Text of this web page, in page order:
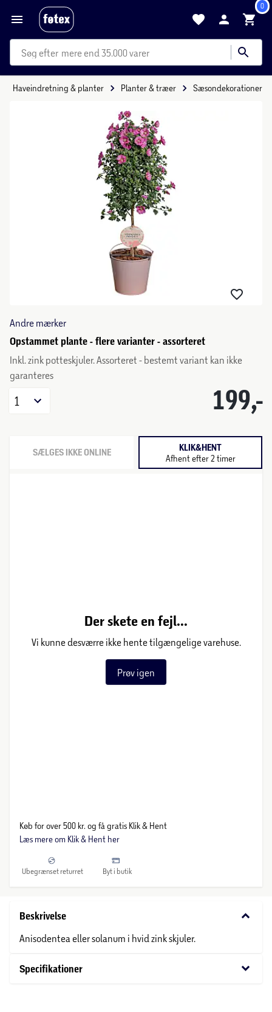
0
mere end 35.000 varer
Haveindretning & planter Planter & træer Sæsondekorationer
Andre mærker
Opstammet plante - flere varianter - assorteret
Inkl. zink potteskjuler. Assorteret - bestemt variant kan ikke
garanteres
199,-
1
SÆLGES IKKE ONLINE KLIK&HENT
Afhent efter 2 timer
Der skete en fejl...
Vi kunne desværre ikke hente tilgængelige varehuse.
Prøv igen
Køb for over 500 kr. og få gratis Klik & Hent
Læs mere om Klik & Hent her
Ubegrænset returret Byt i butik
Beskrivelse keyboard_arrow_down
Anisodentea eller solanum i hvid zink skjuler.
Specifikationer keyboard_arrow_down